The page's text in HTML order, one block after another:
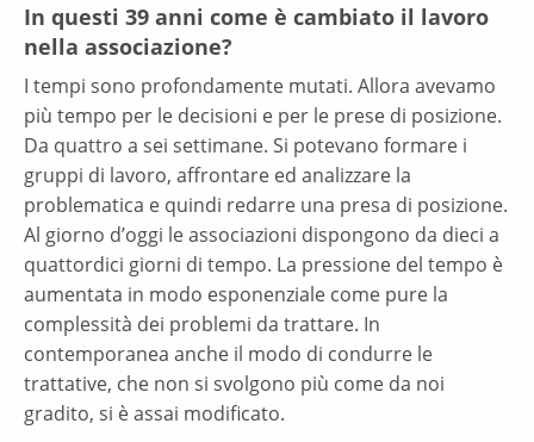
In questi 39 anni come è cambiato il lavoro
nella associazione?
I tempi sono profondamente mutati. Allora avevamo
più tempo per le decisioni e per le prese di posizione.
Da quattro a sei settimane. Si potevano formare i
gruppi di lavoro, affrontare ed analizzare la
problematica e quindi redarre una presa di posizione.
Al giorno d’oggi le associazioni dispongono da dieci a
quattordici giorni di tempo. La pressione del tempo è
aumentata in modo esponenziale come pure la
complessità dei problemi da trattare. In
contemporanea anche il modo di condurre le
trattative, che non si svolgono più come da noi
gradito, si è assai modificato.